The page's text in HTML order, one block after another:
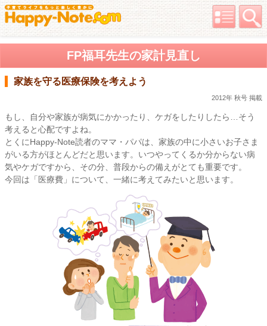
FP福耳先生の家計見直し
家族を守る医療保険を考えよう
2012年 秋号 掲載
もし、自分や家族が病気にかかったり、ケガをしたりしたら…そう
考えると心配ですよね。
とくにHappy-Note読者のママ・パパは、家族の中に小さいお子さま
がいる方がほとんどだと思います。いつやってくるか分からない病
気やケガですから、その分、普段からの備えがとても重要です。
今回は「医療費」について、一緒に考えてみたいと思います。